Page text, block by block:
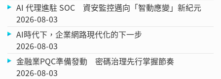
AI 代理進駐 SOC 資安監控邁向「智動應變」新紀元
2026-08-03
AI時代下，企業網路現代化的下一步
2026-08-03
金融業PQC準備發動 密碼治理先行掌握節奏
2026-08-03